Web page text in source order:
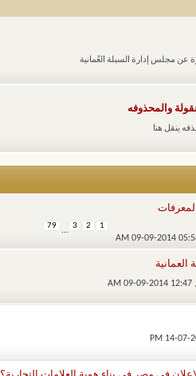
عن مجلس إدارة السبلة العُمانية
والمحذوفه
ينقل هنا
1
2
3
...
79
العمانية
‏, 09-09-2014 12:47 AM